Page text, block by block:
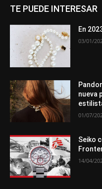
TE PUEDE INTERESAR
En
03/01/
nueva
01/07/
Seiko
14/04/